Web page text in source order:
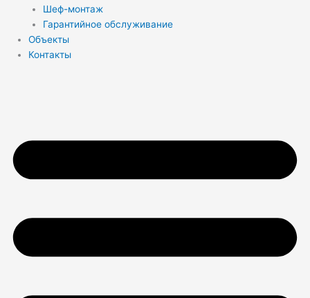
Шеф-монтаж
Гарантийное обслуживание
Объекты
Контакты